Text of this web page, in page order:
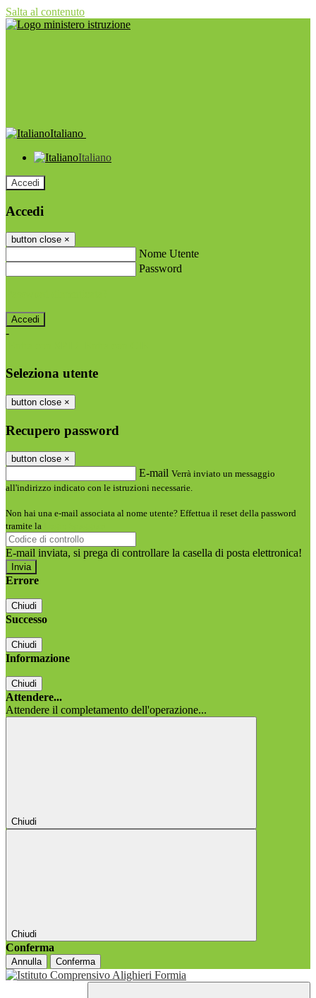
Salta al contenuto
Italiano
Italiano
Accedi
Accedi
button close ×
Nome Utente
Password
-
Seleziona utente
button close ×
Recupero password
button close ×
E-mail Verrà inviato un messaggio
all'indirizzo indicato con le istruzioni necessarie.
Non hai una e-mail associata al nome utente? Effettua il reset della password
tramite la
E-mail inviata, si prega di controllare la casella di posta elettronica!
Errore
Chiudi
Successo
Chiudi
Informazione
Chiudi
Attendere...
Attendere il completamento dell'operazione...
Chiudi
Chiudi
Conferma
Annulla Conferma